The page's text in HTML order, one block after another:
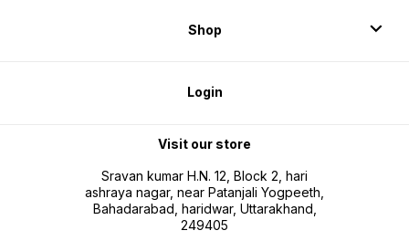
Shop
Login
Visit our store
Sravan kumar H.N. 12, Block 2, hari
ashraya nagar, near Patanjali Yogpeeth,
Bahadarabad, haridwar, Uttarakhand,
249405